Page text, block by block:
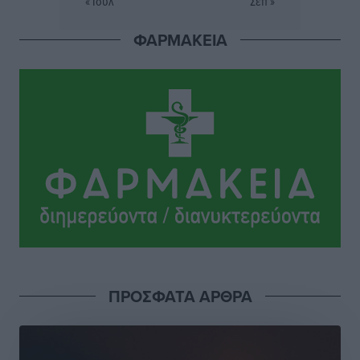
Πού κινούνται οι κρατήσεις last minute σε Ελλάδα
Ειδήσεις• πριν 23 ώρες
Οδηγός στη Ρόδο τράκαρε σταθμευμένο αυτοκίνητο,
παρέσυρε 72χρονο και διέφυγε
πριν 24 ώρες
ΦΑΡΜΑΚΕΙΑ
ΠΡΟΣΦΑΤΑ ΑΡΘΡΑ